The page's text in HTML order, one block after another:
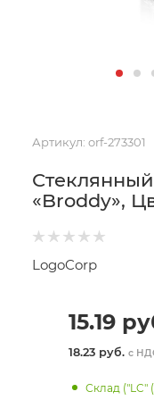
Артикул: orf-273301
«Broddy»,
LogoCorp
15.19
18.23 руб. с
Склад ("LC"